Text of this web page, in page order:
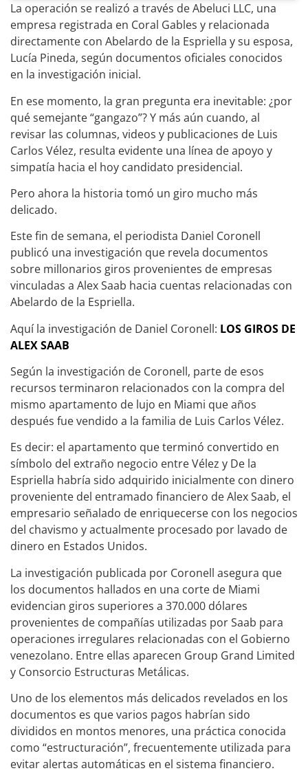
La operación se realizó a través de Abeluci LLC, una
empresa registrada en Coral Gables y relacionada
directamente con Abelardo de la Espriella y su esposa,
Lucía Pineda, según documentos oficiales conocidos
en la investigación inicial.
En ese momento, la gran pregunta era inevitable: ¿por
qué semejante “gangazo”? Y más aún cuando, al
revisar las columnas, videos y publicaciones de Luis
Carlos Vélez, resulta evidente una línea de apoyo y
simpatía hacia el hoy candidato presidencial.
Pero ahora la historia tomó un giro mucho más
delicado.
Este fin de semana, el periodista Daniel Coronell
publicó una investigación que revela documentos
sobre millonarios giros provenientes de empresas
vinculadas a Alex Saab hacia cuentas relacionadas con
Abelardo de la Espriella.
Aquí la investigación de Daniel Coronell: LOS GIROS DE
ALEX SAAB
Según la investigación de Coronell, parte de esos
recursos terminaron relacionados con la compra del
mismo apartamento de lujo en Miami que años
después fue vendido a la familia de Luis Carlos Vélez.
Es decir: el apartamento que terminó convertido en
símbolo del extraño negocio entre Vélez y De la
Espriella habría sido adquirido inicialmente con dinero
proveniente del entramado financiero de Alex Saab, el
empresario señalado de enriquecerse con los negocios
del chavismo y actualmente procesado por lavado de
dinero en Estados Unidos.
La investigación publicada por Coronell asegura que
los documentos hallados en una corte de Miami
evidencian giros superiores a 370.000 dólares
provenientes de compañías utilizadas por Saab para
operaciones irregulares relacionadas con el Gobierno
venezolano. Entre ellas aparecen Group Grand Limited
y Consorcio Estructuras Metálicas.
Uno de los elementos más delicados revelados en los
documentos es que varios pagos habrían sido
divididos en montos menores, una práctica conocida
como “estructuración”, frecuentemente utilizada para
evitar alertas automáticas en el sistema financiero.